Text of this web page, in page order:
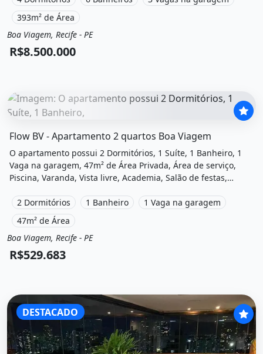
Viagem, Recife, Pe à venda por R$8.500.000.
393m² de Área
Venda
Apartamento
Boa Viagem, Recife - PE
R$8.500.000
Flow BV - Apartamento 2 quartos Boa Viagem
O apartamento possui 2 Dormitórios, 1 Suíte, 1 Banheiro, 1
Vaga na garagem, 47m² de Área Privada, Área de serviço,
Piscina, Varanda, Vista livre, Academia, Salão de festas,
Pereira Falcão, Recife, Pe à venda por R$529.683.
2 Dormitórios 1 Banheiro
1 Vaga na garagem
47m² de Área
Venda
Apartamento
Boa Viagem, Recife - PE
R$529.683
DESTACADO